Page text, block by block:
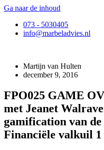
Ga naar de inhoud
073 - 5030405
info@marbeladvies.nl
Martijn van Hulten
december 9, 2016
FPO025 GAME
met Jeanet
gamification van
Financiële valkuil 1